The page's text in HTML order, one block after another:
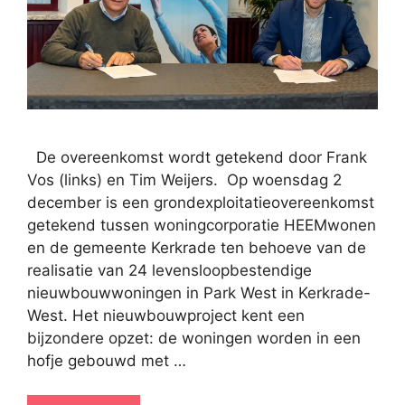
De overeenkomst wordt getekend door Frank
Vos (links) en Tim Weijers. Op woensdag 2
december is een grondexploitatieovereenkomst
getekend tussen woningcorporatie HEEMwonen
en de gemeente Kerkrade ten behoeve van de
realisatie van 24 levensloopbestendige
nieuwbouwwoningen in Park West in Kerkrade-
West. Het nieuwbouwproject kent een
bijzondere opzet: de woningen worden in een
hofje gebouwd met …